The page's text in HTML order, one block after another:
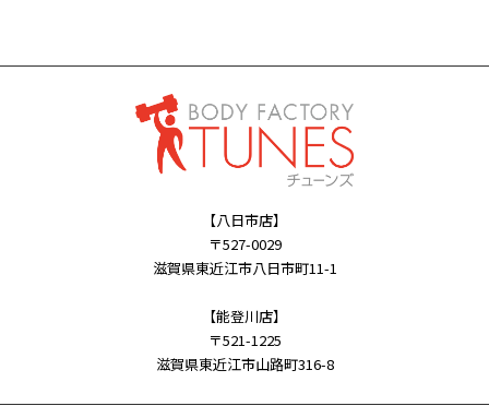
【八日市店】
〒527-0029
滋賀県東近江市八日市町11-1
【能登川店】
〒521-1225
滋賀県東近江市山路町316-8